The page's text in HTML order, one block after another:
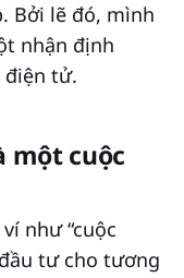
Bởi lẽ đó, mình
nhận định
điện tử.
một cuộc
như “cuộc
tư cho tương